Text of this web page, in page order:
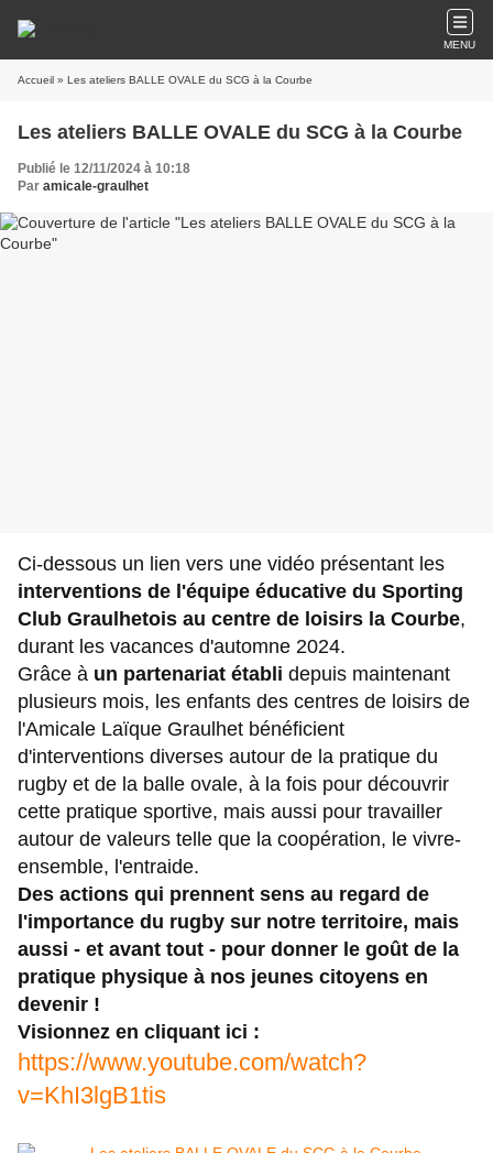
MENU
Accueil » Les ateliers BALLE OVALE du SCG à la Courbe
Les ateliers BALLE OVALE du SCG à la Courbe
Publié le 12/11/2024 à 10:18
Par amicale-graulhet
Ci-dessous un lien vers une vidéo présentant les
interventions de l'équipe éducative du Sporting
Club Graulhetois au centre de loisirs la Courbe,
durant les vacances d'automne 2024.
Grâce à un partenariat établi depuis maintenant
plusieurs mois, les enfants des centres de loisirs de
l'Amicale Laïque Graulhet bénéficient
d'interventions diverses autour de la pratique du
rugby et de la balle ovale, à la fois pour découvrir
cette pratique sportive, mais aussi pour travailler
autour de valeurs telle que la coopération, le vivre-
ensemble, l'entraide.
Des actions qui prennent sens au regard de
l'importance du rugby sur notre territoire, mais
aussi - et avant tout - pour donner le goût de la
pratique physique à nos jeunes citoyens en
devenir !
Visionnez en cliquant ici :
https://www.youtube.com/watch?
v=KhI3lgB1tis